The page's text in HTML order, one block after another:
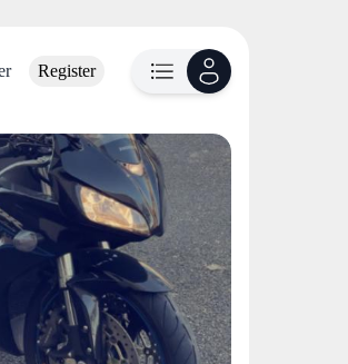
Register